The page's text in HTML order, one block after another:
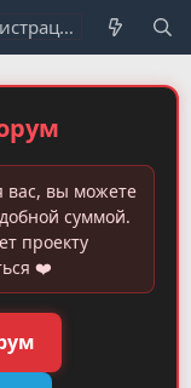
Регистрация
вас, вы можете
суммой.
проекту
❤️